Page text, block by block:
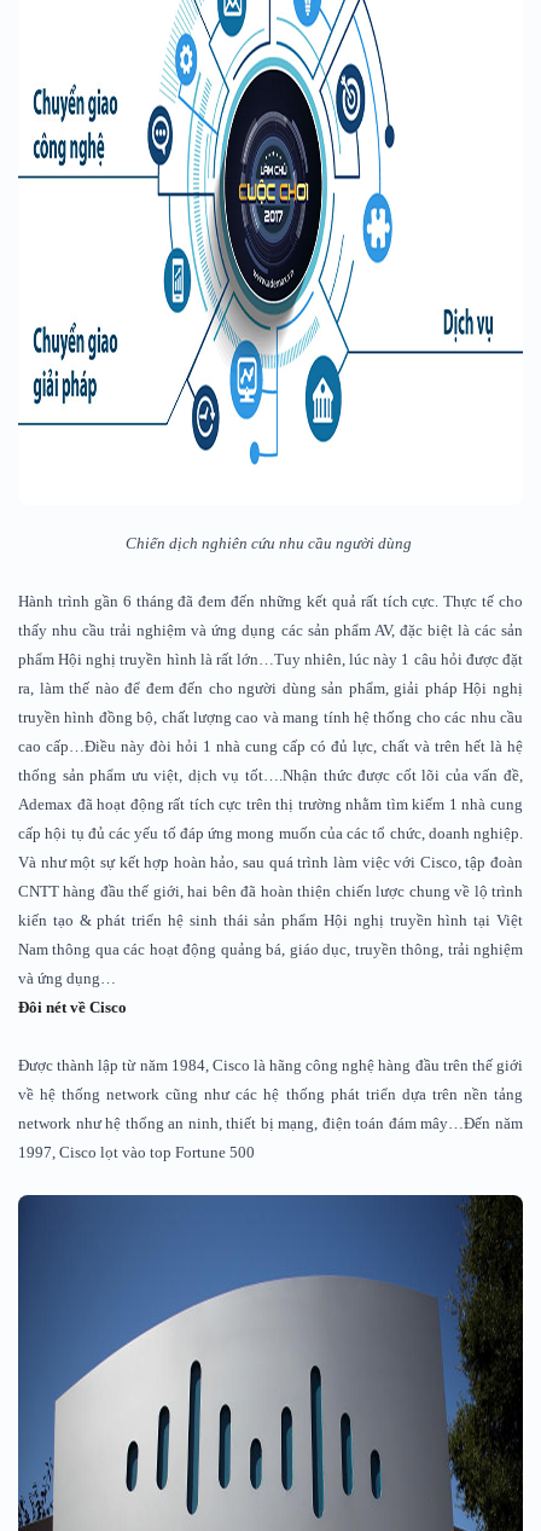
Chiến dịch nghiên cứu nhu cầu người dùng
Hành trình gần 6 tháng đã đem đến những kết quả rất tích cực. Thực tế cho
thấy nhu cầu trải nghiệm và ứng dụng các sản phẩm AV, đặc biệt là các sản
phẩm Hội nghị truyền hình là rất lớn…Tuy nhiên, lúc này 1 câu hỏi được đặt
ra, làm thế nào để đem đến cho người dùng sản phẩm, giải pháp Hội nghị
truyền hình đồng bộ, chất lượng cao và mang tính hệ thống cho các nhu cầu
cao cấp…Điều này đòi hỏi 1 nhà cung cấp có đủ lực, chất và trên hết là hệ
thống sản phẩm ưu việt, dịch vụ tốt….Nhận thức được cốt lõi của vấn đề,
Ademax đã hoạt động rất tích cực trên thị trường nhằm tìm kiếm 1 nhà cung
cấp hội tụ đủ các yếu tố đáp ứng mong muốn của các tổ chức, doanh nghiệp.
Và như một sự kết hợp hoàn hảo, sau quá trình làm việc với Cisco, tập đoàn
CNTT hàng đầu thế giới, hai bên đã hoàn thiện chiến lược chung về lộ trình
kiến tạo & phát triển hệ sinh thái sản phẩm Hội nghị truyền hình tại Việt
Nam thông qua các hoạt động quảng bá, giáo dục, truyền thông, trải nghiệm
và ứng dụng…
Đôi nét về Cisco
Được thành lập từ năm 1984, Cisco là hãng công nghệ hàng đầu trên thế giới
về hệ thống network cũng như các hệ thống phát triển dựa trên nền tảng
network như hệ thống an ninh, thiết bị mạng, điện toán đám mây…Đến năm
1997, Cisco lọt vào top Fortune 500